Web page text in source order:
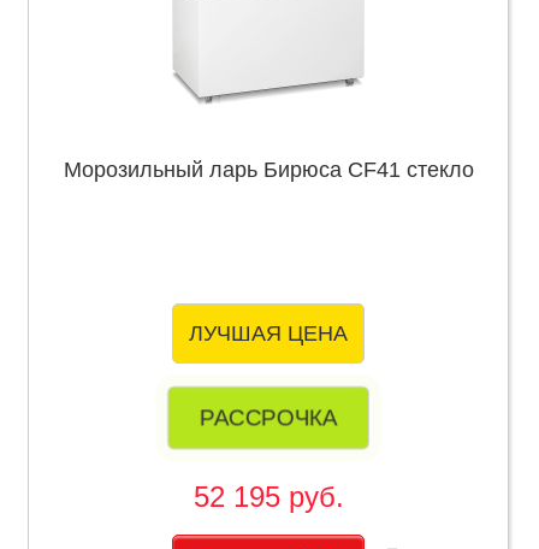
Морозильный ларь Бирюса CF41 стекло
ЛУЧШАЯ ЦЕНА
РАССРОЧКА
52 195 руб.